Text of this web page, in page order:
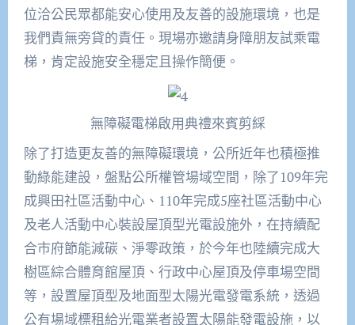
位洽公民眾都能安心使用及友善的設施環境，也是
我們責無旁貸的責任。現場亦邀請身障朋友試乘電
梯，肯定設施安全穩定且操作簡便。
無障礙電梯啟用典禮來賓剪綵
除了打造更友善的無障礙環境，公所近年也積極推
動綠能建設，盤點公所權管場域空間，除了109年完
成興田社區活動中心、110年完成5座社區活動中心
及老人活動中心裝設屋頂型光電設施外，在持續配
合市府節能減碳、淨零政策，於今年也陸續完成大
樹區綜合體育館屋頂、行政中心屋頂及停車場空間
等，設置屋頂型及地面型太陽光電發電系統，透過
公有場域標租給光電業者設置太陽能發電設施，以